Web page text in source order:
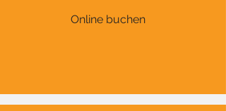
Online buchen